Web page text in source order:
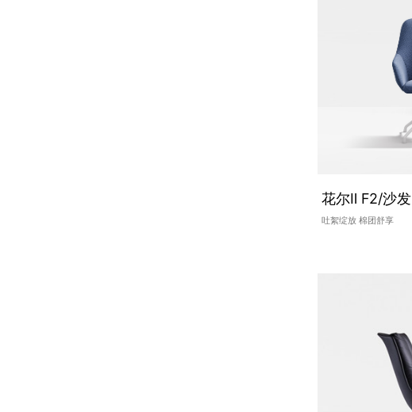
花尔Ⅱ F2/沙发
吐絮绽放 棉团舒享